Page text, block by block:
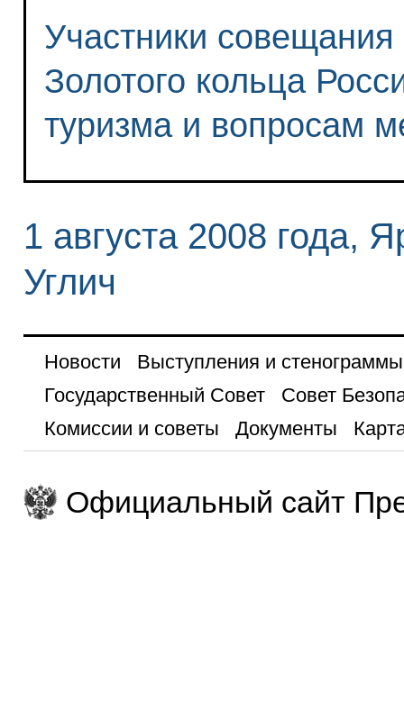
Участники совещания
Золотого кольца
туризма и вопросам
1 августа 2008 года,
Углич
Новости
Выступления и стенограммы
Государственный Совет
Совет
Комиссии и советы
Документы
Официальный сайт